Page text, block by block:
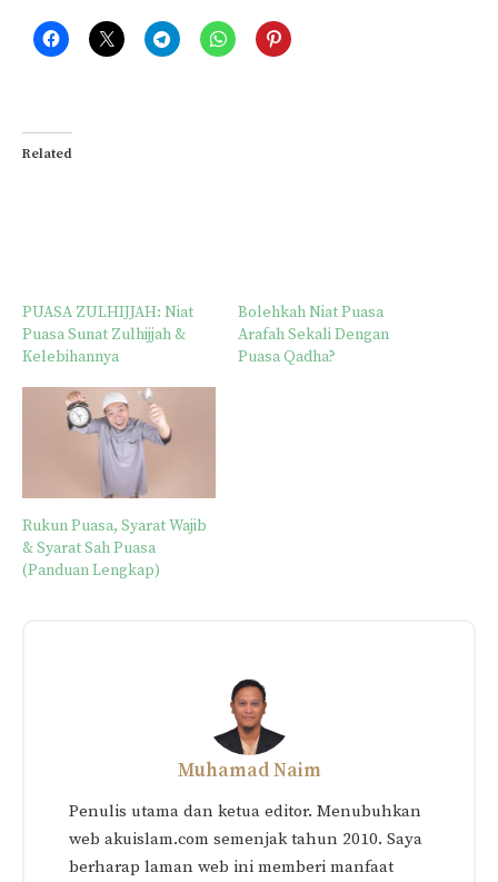
Related
PUASA ZULHIJJAH: Niat
Puasa Sunat Zulhijjah &
Kelebihannya
Bolehkah Niat Puasa
Arafah Sekali Dengan
Puasa Qadha?
Rukun Puasa, Syarat Wajib
& Syarat Sah Puasa
(Panduan Lengkap)
Muhamad Naim
Penulis utama dan ketua editor. Menubuhkan
web akuislam.com semenjak tahun 2010. Saya
berharap laman web ini memberi manfaat